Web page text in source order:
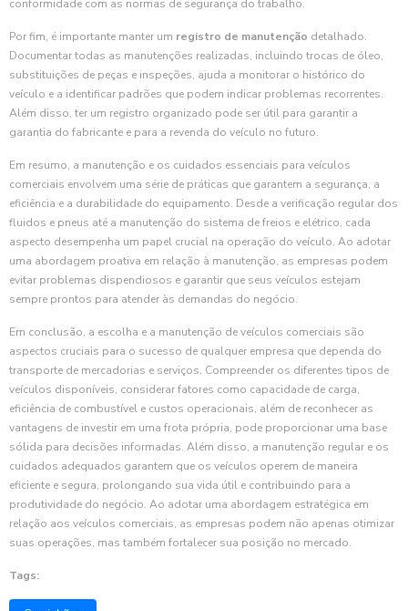
conformidade com as normas de segurança do trabalho.
Por fim, é importante manter um registro de manutenção detalhado.
Documentar todas as manutenções realizadas, incluindo trocas de óleo,
substituições de peças e inspeções, ajuda a monitorar o histórico do
veículo e a identificar padrões que podem indicar problemas recorrentes.
Além disso, ter um registro organizado pode ser útil para garantir a
garantia do fabricante e para a revenda do veículo no futuro.
Em resumo, a manutenção e os cuidados essenciais para veículos
comerciais envolvem uma série de práticas que garantem a segurança, a
eficiência e a durabilidade do equipamento. Desde a verificação regular dos
fluidos e pneus até a manutenção do sistema de freios e elétrico, cada
aspecto desempenha um papel crucial na operação do veículo. Ao adotar
uma abordagem proativa em relação à manutenção, as empresas podem
evitar problemas dispendiosos e garantir que seus veículos estejam
sempre prontos para atender às demandas do negócio.
Em conclusão, a escolha e a manutenção de veículos comerciais são
aspectos cruciais para o sucesso de qualquer empresa que dependa do
transporte de mercadorias e serviços. Compreender os diferentes tipos de
veículos disponíveis, considerar fatores como capacidade de carga,
eficiência de combustível e custos operacionais, além de reconhecer as
vantagens de investir em uma frota própria, pode proporcionar uma base
sólida para decisões informadas. Além disso, a manutenção regular e os
cuidados adequados garantem que os veículos operem de maneira
eficiente e segura, prolongando sua vida útil e contribuindo para a
produtividade do negócio. Ao adotar uma abordagem estratégica em
relação aos veículos comerciais, as empresas podem não apenas otimizar
suas operações, mas também fortalecer sua posição no mercado.
Tags: